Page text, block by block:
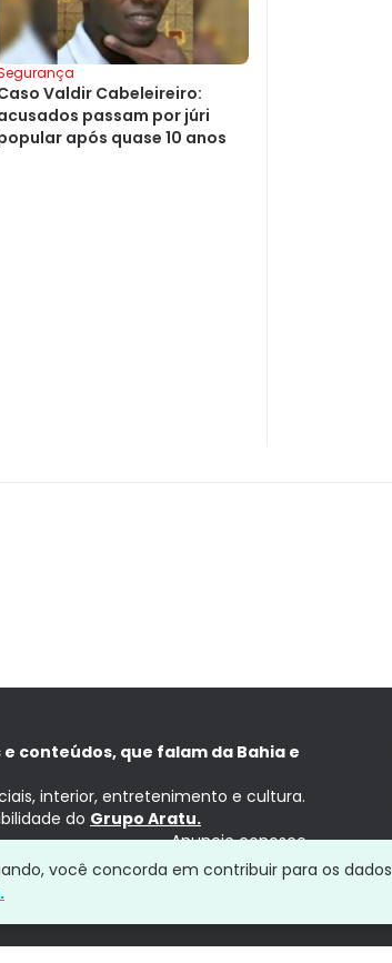
Valdir Cabeleireiro:
passam por júri
após quase 10 anos
conteúdos, que falam da Bahia e
interior, entretenimento e cultura.
do Grupo Aratu.
Anuncie conosco
você concorda em contribuir para os dados